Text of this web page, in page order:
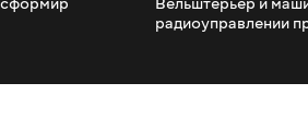
Вельштерьер и
радиоуправлении